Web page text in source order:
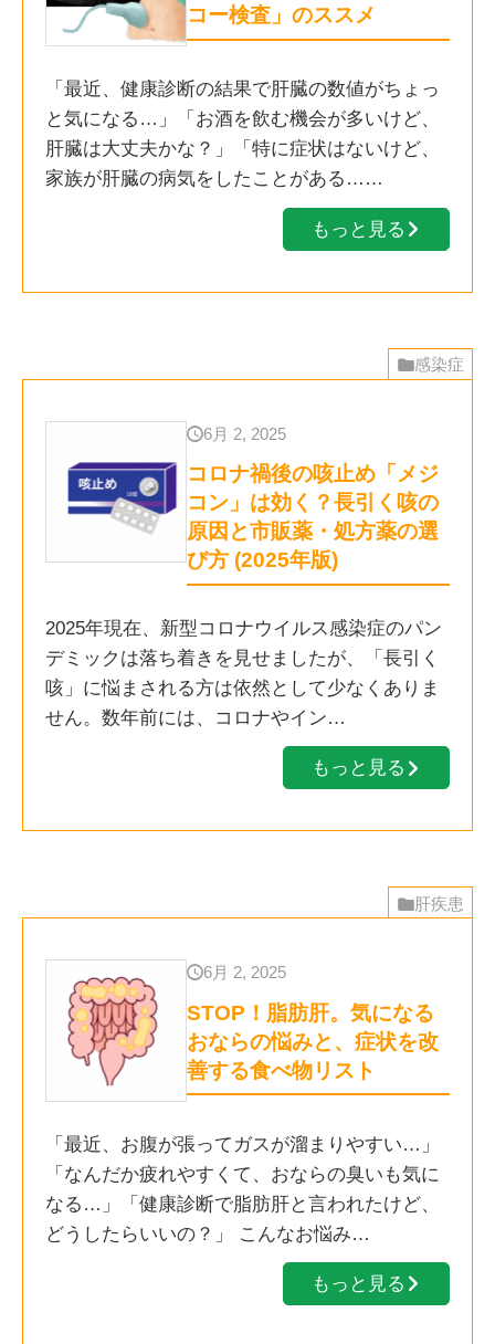
コー検査」のススメ
「最近、健康診断の結果で肝臓の数値がちょっ
と気になる…」「お酒を飲む機会が多いけど、
肝臓は大丈夫かな？」「特に症状はないけど、
家族が肝臓の病気をしたことがある……
もっと見る
感染症
6月 2, 2025
コロナ禍後の咳止め「メジ
コン」は効く？長引く咳の
原因と市販薬・処方薬の選
び方 (2025年版)
2025年現在、新型コロナウイルス感染症のパン
デミックは落ち着きを見せましたが、「長引く
咳」に悩まされる方は依然として少なくありま
せん。数年前には、コロナやイン…
もっと見る
肝疾患
6月 2, 2025
STOP！脂肪肝。気になる
おならの悩みと、症状を改
善する食べ物リスト
「最近、お腹が張ってガスが溜まりやすい…」
「なんだか疲れやすくて、おならの臭いも気に
なる…」「健康診断で脂肪肝と言われたけど、
どうしたらいいの？」 こんなお悩み…
もっと見る